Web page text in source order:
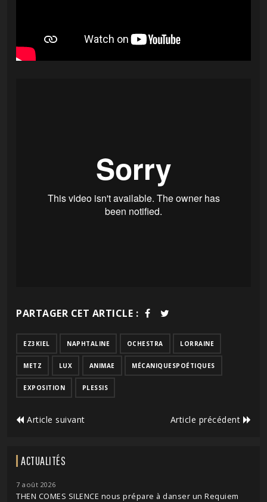
PARTAGER CET ARTICLE :
EZ3KIEL NAPHTALINE OCHESTRA LORRAINE
METZ LUX ANIMAE MÉCANIQUESPOÉTIQUES
EXPOSITION PLESSIS
Article suivant Article précédent
ACTUALITÉS
7 août 2026
THEN COMES SILENCE nous prépare à danser un Requiem